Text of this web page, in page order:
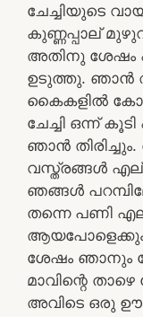
ചേച്ചിയുടെ
കുണ്ണപ്പാല്
അതിനു ശേഷം
ഉടുത്തു. ഞാൻ
കൈകളിൽ
ചേച്ചി ഒന്ന് കൂടി
ഞാൻ
വസ്ത്രങ്ങൾ
ഞങ്ങൾ
തന്നെ പണി
ആയപോളെക്കും
ശേഷം ഞാനും
മാവിന്റെ
അവിടെ ഒരു